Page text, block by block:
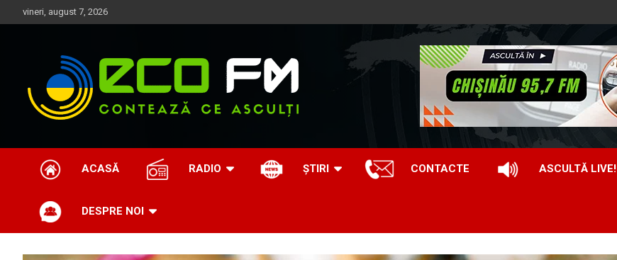
to
vineri, august 7, 2026
EcoFM
ACASĂ RADIO ȘTIRI CONTACTE ASCULTĂ LIVE!
DESPRE NOI